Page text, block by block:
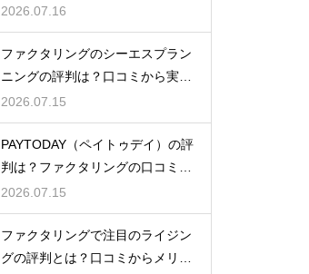
を徹底解説
2026.07.16
ファクタリングのシーエスプラン
ニングの評判は？口コミから実態
を徹底解説
2026.07.15
PAYTODAY（ペイトゥデイ）の評
判は？ファクタリングの口コミ検
証
2026.07.15
ファクタリングで注目のライジン
グの評判とは？口コミからメリッ